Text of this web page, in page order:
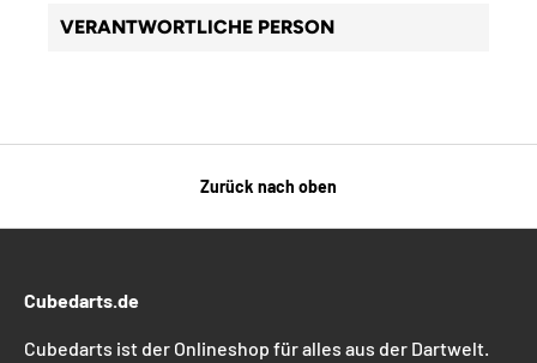
VERANTWORTLICHE PERSON
Zurück nach oben
Cubedarts.de
Cubedarts ist der Onlineshop für alles aus der Dartwelt.